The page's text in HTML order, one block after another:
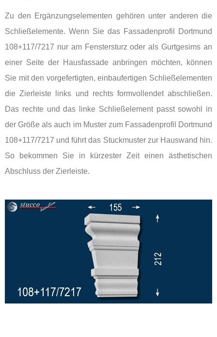
Zu den Ergänzungselementen gehören unter anderen die
Schließelemente. Wenn Sie das Fassadenprofil Dortmund
108+117/7217 nur am Fenstersturz oder als Gurtgesims an
einer Seite der Hausfassade anbringen möchten, können
Sie mit den vorgefertigten, einbaufertigen Schließelementen
die Zierleiste links und rechts formvollendet abschließen.
Das rechte und das linke Schließelement passt sowohl in
der Größe als auch im Muster zum Fassadenprofil Dortmund
108+117/7217 und führt das Stuckmuster zur Hauswand hin.
So bekommen Sie in kürzester Zeit einen ästhetischen
Abschluss der Zierleiste.